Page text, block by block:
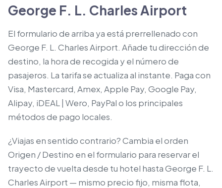
George F. L. Charles Airport
El formulario de arriba ya está prerrellenado con
George F. L. Charles Airport. Añade tu dirección de
destino, la hora de recogida y el número de
pasajeros. La tarifa se actualiza al instante. Paga con
Visa, Mastercard, Amex, Apple Pay, Google Pay,
Alipay, iDEAL | Wero, PayPal o los principales
métodos de pago locales.
¿Viajas en sentido contrario? Cambia el orden
Origen / Destino en el formulario para reservar el
trayecto de vuelta desde tu hotel hasta George F. L.
Charles Airport — mismo precio fijo, misma flota,